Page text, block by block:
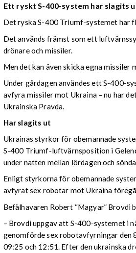
Ett ryskt S-400-system har slagits
Det ryska S-400 Triumf-systemet har
Det används främst som ett
drönare och missiler.
Men det kan även skicka egna missiler
Under gårdagen användes ett S-400-
avfyra missiler mot Ukraina – nu har
Ukrainska Pravda.
Har slagits ut
Ukrainas styrkor för obemannade
S-400 Triumf-luftvärnsposition i
under natten mellan lördagen och
Enligt styrkorna för obemannade
avfyrat sex robotar mot Ukraina
Befälhavaren Robert “Magyar” Brovdi
– Brovdi uppgav att S-400-systemet i
genomförde sex robotavfyrningar den
09:25 och 12:51. Efter den ukrainska